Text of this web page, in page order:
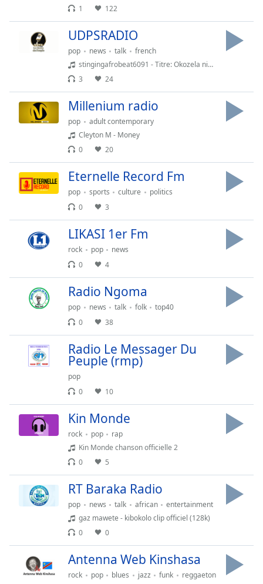
Playback
Descriptions
descriptions
Subtitles
subtitles
settings
subtitles
off,
selected
Track
This
Beginning
dialog
will
cancel
1
122
UDPSRADIO
pop news talk
french
stingingafrobeat6091 - Titre: Okozela nini Congolais!
3
24
Millenium radio
pop
adult contemporary
Cleyton M - Money
0
20
Eternelle Record Fm
pop sports culture
politics
0
3
LIKASI 1er Fm
rock pop
news
0
4
Radio Ngoma
pop news talk folk
top40
0
38
Radio Le Messager Du
Peuple (rmp)
pop
0
10
Kin Monde
rock pop
rap
Kin Monde chanson officielle 2
0
5
RT Baraka Radio
pop news talk african
entertainment
gaz mawete - kibokolo clip officiel (128k)
0
0
Antenna Web Kinshasa
rock pop blues jazz funk
reggaeton